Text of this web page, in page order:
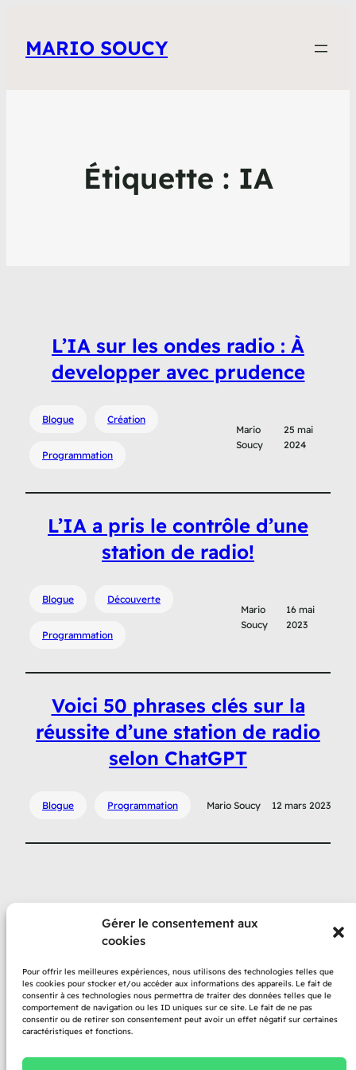
Gérer le consentement aux
cookies
Pour offrir les meilleures expériences, nous utilisons des technologies telles que
les cookies pour stocker et/ou accéder aux informations des appareils. Le fait de
consentir à ces technologies nous permettra de traiter des données telles que le
comportement de navigation ou les ID uniques sur ce site. Le fait de ne pas
consentir ou de retirer son consentement peut avoir un effet négatif sur certaines
caractéristiques et fonctions.
MARIO SOUCY
Étiquette : IA
L’IA sur les ondes radio : À
developper avec prudence
Blogue Création
Programmation
Mario
Soucy
25 mai
2024
L’IA a pris le contrôle d’une
station de radio!
Blogue Découverte
Programmation
Mario
Soucy
16 mai
2023
Voici 50 phrases clés sur la
réussite d’une station de radio
selon ChatGPT
Blogue Programmation Mario Soucy 12 mars 2023
Propulsé par